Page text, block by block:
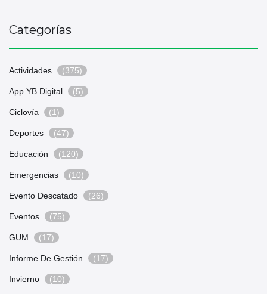
Categorías
Actividades (375)
App YB Digital (5)
Ciclovía (1)
Deportes (47)
Educación (120)
Emergencias (10)
Evento Descatado (26)
Eventos (75)
GUM (17)
Informe De Gestión (17)
Invierno (10)